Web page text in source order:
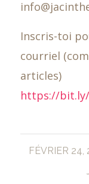
Inscris-toi
courriel
https://
FÉVRIER 24,
/